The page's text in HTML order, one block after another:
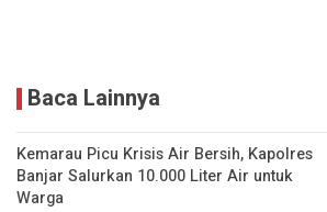
Baca Lainnya
Kemarau Picu Krisis Air Bersih, Kapolres
Banjar Salurkan 10.000 Liter Air untuk
Warga